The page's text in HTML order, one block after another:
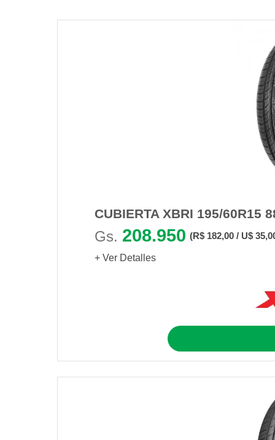
CUBIERTA XBRI 195/60R15
Gs. 208.950 (R$ 182,00 / U$
+ Ver Detalles